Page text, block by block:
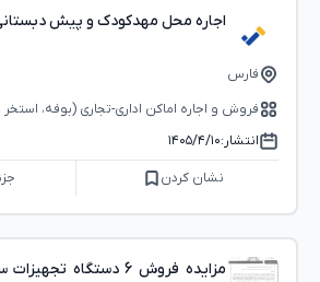
اجاره محل مهدکودک و پیش
فارس
فروش و اجاره اماکن اداری-تجاری (بوفه،
انتشار:۱۴۰۵/۴/۱۰
نشان کردن
مزایده فروش 6 دستگاه